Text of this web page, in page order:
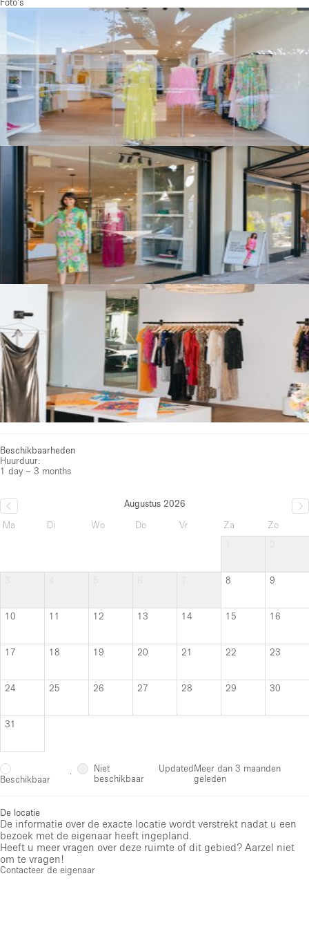
Beschikbaarheden
Huurduur:
1 day – 3 months
Augustus 2026
Ma
Di Wo Do Vr Za
Zo
8 9
10 11 12 13 14 15 16
17 18 19 20 21 22 23
24 25 26 27 28 29 30
31
Beschikbaar ·
Niet
beschikbaar
UpdatedMeer dan 3 maanden
geleden
De locatie
De informatie over de exacte locatie wordt verstrekt nadat u een
bezoek met de eigenaar heeft ingepland.
Heeft u meer vragen over deze ruimte of dit gebied? Aarzel niet
om te vragen!
Contacteer de eigenaar